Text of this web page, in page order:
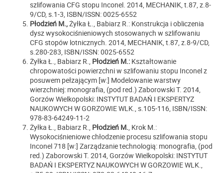
szlifowania CFG stopu Inconel. 2014, MECHANIK, t.87, z.8-
9/CD, s.1-3, ISBN/ISSN: 0025-6552
Płodzień M.,Żyłka Ł., Babiarz R.: Konstrukcja i obliczenia
dysz wysokociśnieniowych stosowanych w szlifowaniu
CFG stopów lotnicznych. 2014, MECHANIK, t.87, z.8-9/CD,
s.280-283, ISBN/ISSN: 0025-6552
Żyłka Ł., Babiarz R., Płodzień M.: Kształtowanie
chropowatości powierzchni w szlifowaniu stopu Inconel z
posuwem pełzającym [w:] Modelowanie warstwy
wierzchniej: monografia, (pod red.) Zaborowski T. 2014,
Gorzów Wielkopolski: INSTYTUT BADAŃ I EKSPERTYZ
NAUKOWYCH W GORZOWIE WLK., s.105-116, ISBN/ISSN:
978-83-64249-11-2
Żyłka Ł., Babiarz R., Płodzień M. , Krok M.:
Wysokociśnieniowe chłodzenie procesu szlifowania stopu
Inconel 718 [w:] Zarządzanie technologią: monografia, (pod
red.) Zaborowski T. 2014, Gorzów Wielkopolski: INSTYTUT
BADAŃ I EKSPERTYZ NAUKOWYCH W GORZOWIE WLK.,